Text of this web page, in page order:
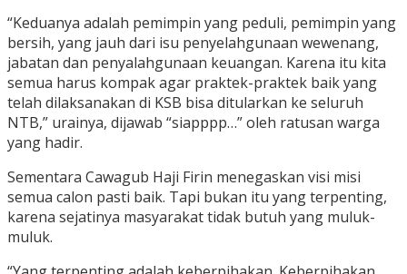
“Keduanya adalah pemimpin yang peduli, pemimpin yang
bersih, yang jauh dari isu penyelahgunaan wewenang,
jabatan dan penyalahgunaan keuangan. Karena itu kita
semua harus kompak agar praktek-praktek baik yang
telah dilaksanakan di KSB bisa ditularkan ke seluruh
NTB,” urainya, dijawab “siapppp…” oleh ratusan warga
yang hadir.
Sementara Cawagub Haji Firin menegaskan visi misi
semua calon pasti baik. Tapi bukan itu yang terpenting,
karena sejatinya masyarakat tidak butuh yang muluk-
muluk.